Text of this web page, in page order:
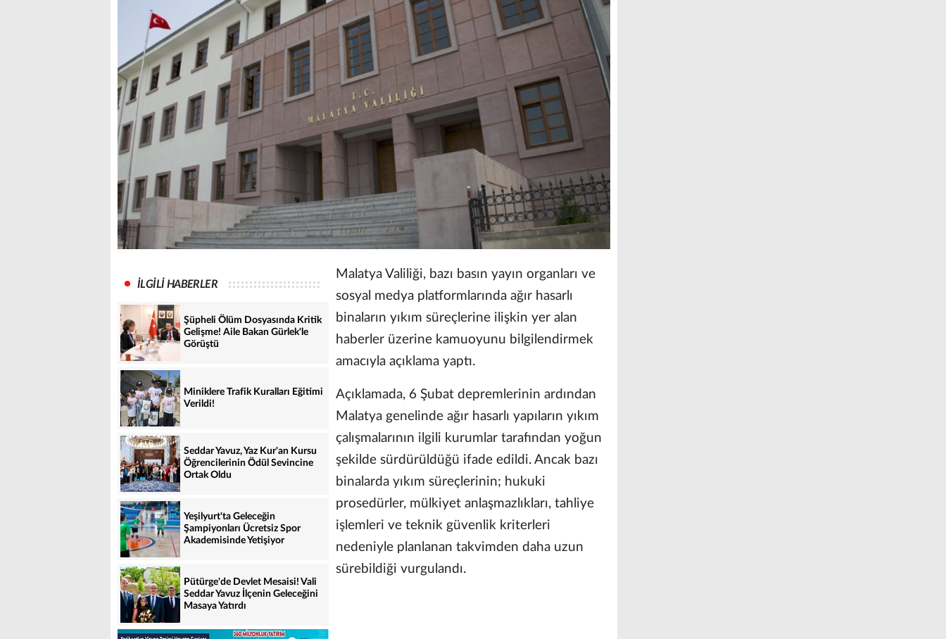
İLGİLİ HABERLER
Şüpheli Ölüm Dosyasında Kritik
Gelişme! Aile Bakan Gürlek'le
Görüştü
Miniklere Trafik Kuralları Eğitimi
Verildi!
Seddar Yavuz, Yaz Kur'an Kursu
Öğrencilerinin Ödül Sevincine
Ortak Oldu
Yeşilyurt'ta Geleceğin
Şampiyonları Ücretsiz Spor
Akademisinde Yetişiyor
Pütürge'de Devlet Mesaisi! Vali
Seddar Yavuz İlçenin Geleceğini
Masaya Yatırdı
Malatya Valiliği, bazı basın yayın organları ve
sosyal medya platformlarında ağır hasarlı
binaların yıkım süreçlerine ilişkin yer alan
haberler üzerine kamuoyunu bilgilendirmek
amacıyla açıklama yaptı.
Açıklamada, 6 Şubat depremlerinin ardından
Malatya genelinde ağır hasarlı yapıların yıkım
çalışmalarının ilgili kurumlar tarafından yoğun
şekilde sürdürüldüğü ifade edildi. Ancak bazı
binalarda yıkım süreçlerinin; hukuki
prosedürler, mülkiyet anlaşmazlıkları, tahliye
işlemleri ve teknik güvenlik kriterleri
nedeniyle planlanan takvimden daha uzun
sürebildiği vurgulandı.